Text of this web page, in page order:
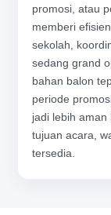
promosi, atau
memberi
sekolah,
sedang grand
bahan balon
periode
jadi lebih
tujuan acara,
tersedia.